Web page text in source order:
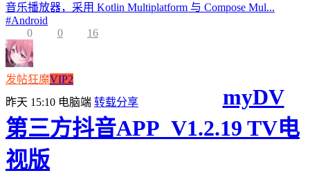
音乐播放器，采用 Kotlin Multiplatform 与 Compose Mul...
#Android
0
0 16
发帖狂魔VIP2
昨天 15:10 电脑端 转载分享
myDV
第三方抖音APP_V1.2.19 TV电
视版